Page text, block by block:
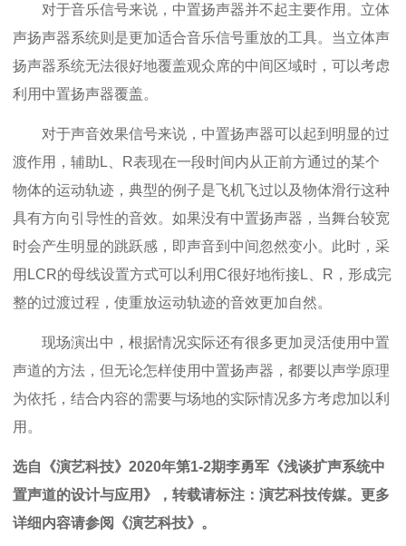
对于音乐信号来说，中置扬声器并不起主要作用。立体
声扬声器系统则是更加适合音乐信号重放的工具。当立体声
扬声器系统无法很好地覆盖观众席的中间区域时，可以考虑
利用中置扬声器覆盖。
对于声音效果信号来说，中置扬声器可以起到明显的过
渡作用，辅助L、R表现在一段时间内从正前方通过的某个
物体的运动轨迹，典型的例子是飞机飞过以及物体滑行这种
具有方向引导性的音效。如果没有中置扬声器，当舞台较宽
时会产生明显的跳跃感，即声音到中间忽然变小。此时，采
用LCR的母线设置方式可以利用C很好地衔接L、R，形成完
整的过渡过程，使重放运动轨迹的音效更加自然。
现场演出中，根据情况实际还有很多更加灵活使用中置
声道的方法，但无论怎样使用中置扬声器，都要以声学原理
为依托，结合内容的需要与场地的实际情况多方考虑加以利
用。
选自《演艺科技》2020年第1-2期李勇军《浅谈扩声系统中
置声道的设计与应用》，转载请标注：演艺科技传媒。更多
详细内容请参阅《演艺科技》。